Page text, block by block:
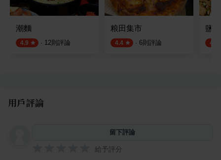
潮麵
4.9 · 12則評論
粮田集市
4.4 · 6則評論
鹽
4.8
用戶評論
留下評論
給予評分